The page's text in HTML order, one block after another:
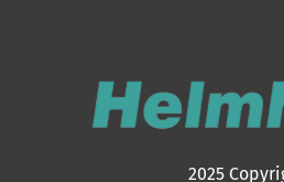
2025